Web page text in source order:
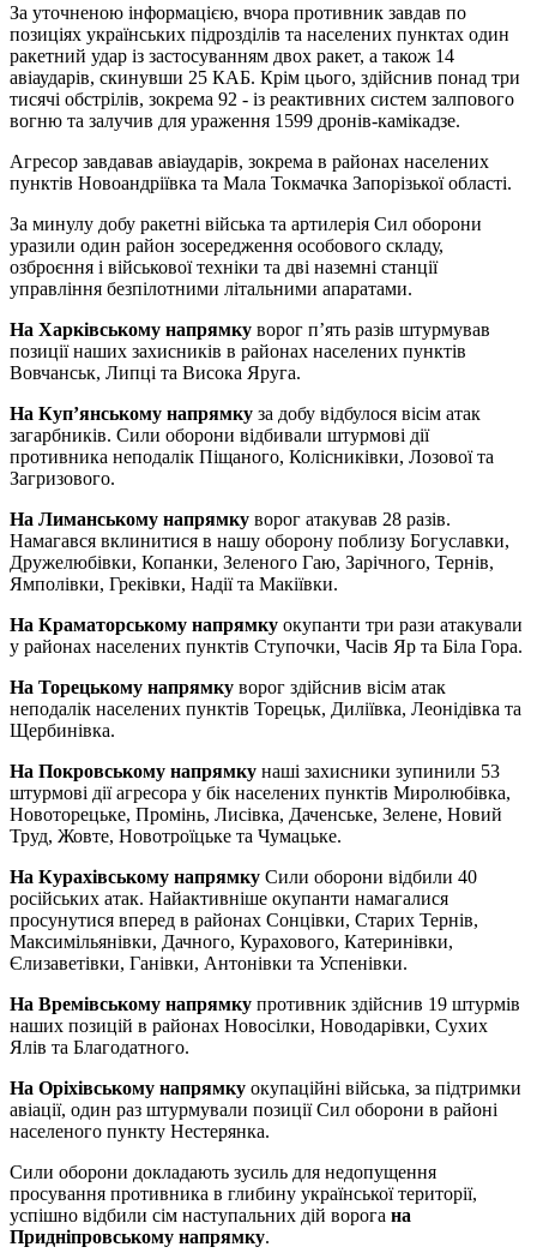
За уточненою інформацією, вчора противник завдав по
позиціях українських підрозділів та населених пунктах один
ракетний удар із застосуванням двох ракет, а також 14
авіаударів, скинувши 25 КАБ. Крім цього, здійснив понад три
тисячі обстрілів, зокрема 92 - із реактивних систем залпового
вогню та залучив для ураження 1599 дронів-камікадзе.
Агресор завдавав авіаударів, зокрема в районах населених
пунктів Новоандріївка та Мала Токмачка Запорізької області.
За минулу добу ракетні війська та артилерія Сил оборони
уразили один район зосередження особового складу,
озброєння і військової техніки та дві наземні станції
управління безпілотними літальними апаратами.
На Харківському напрямку ворог п’ять разів штурмував
позиції наших захисників в районах населених пунктів
Вовчанськ, Липці та Висока Яруга.
На Куп’янському напрямку за добу відбулося вісім атак
загарбників. Сили оборони відбивали штурмові дії
противника неподалік Піщаного, Колісниківки, Лозової та
Загризового.
На Лиманському напрямку ворог атакував 28 разів.
Намагався вклинитися в нашу оборону поблизу Богуславки,
Дружелюбівки, Копанки, Зеленого Гаю, Зарічного, Тернів,
Ямполівки, Греківки, Надії та Макіївки.
На Краматорському напрямку окупанти три рази атакували
у районах населених пунктів Ступочки, Часів Яр та Біла Гора.
На Торецькому напрямку ворог здійснив вісім атак
неподалік населених пунктів Торецьк, Диліївка, Леонідівка та
Щербинівка.
На Покровському напрямку наші захисники зупинили 53
штурмові дії агресора у бік населених пунктів Миролюбівка,
Новоторецьке, Промінь, Лисівка, Даченське, Зелене, Новий
Труд, Жовте, Новотроїцьке та Чумацьке.
На Курахівському напрямку Сили оборони відбили 40
російських атак. Найактивніше окупанти намагалися
просунутися вперед в районах Сонцівки, Старих Тернів,
Максимільянівки, Дачного, Курахового, Катеринівки,
Єлизаветівки, Ганівки, Антонівки та Успенівки.
На Времівському напрямку противник здійснив 19 штурмів
наших позицій в районах Новосілки, Новодарівки, Сухих
Ялів та Благодатного.
На Оріхівському напрямку окупаційні війська, за підтримки
авіації, один раз штурмували позиції Сил оборони в районі
населеного пункту Нестерянка.
Сили оборони докладають зусиль для недопущення
просування противника в глибину української території,
успішно відбили сім наступальних дій ворога на
Придніпровському напрямку.